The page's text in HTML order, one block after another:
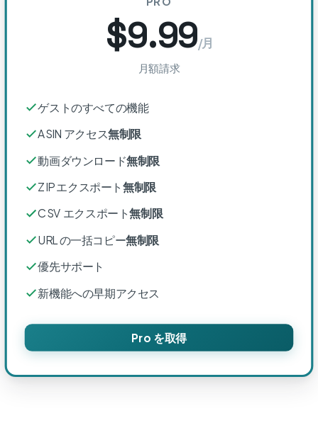
$9.99/月
月額請求
ゲストのすべての機能
ASIN アクセス無制限
動画ダウンロード無制限
ZIP エクスポート無制限
CSV エクスポート無制限
URL の一括コピー無制限
優先サポート
新機能への早期アクセス
Pro を取得